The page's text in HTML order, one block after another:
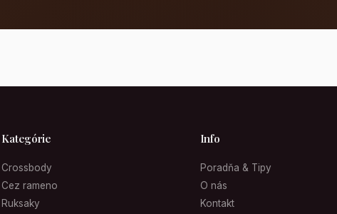
Kategórie
Crossbody
Cez rameno
Ruksaky
Info
Poradňa & Tipy
O nás
Kontakt